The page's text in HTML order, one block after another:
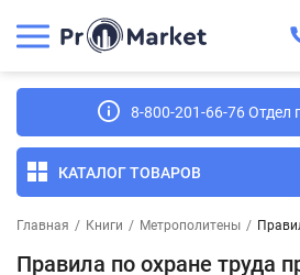
8-800-201-66-76 Отдел
КАТАЛОГ ТОВАРОВ
Главная / Книги / Метрополитены /
Правила по охране труда